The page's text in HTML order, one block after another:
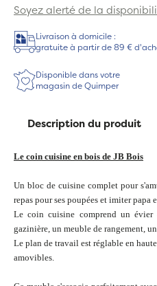
Soyez alerté de la
Livraison à domicile :
gratuite à partir de 89 €
Disponible dans votre
magasin de Quimper
Description du produit
Le coin cuisine en bois de JB Bois
Un bloc de cuisine complet pour
repas pour ses poupées et imiter papa
Le coin cuisine comprend un évier
gazinière, un meuble de rangement,
Le plan de travail est réglable en
amovibles.